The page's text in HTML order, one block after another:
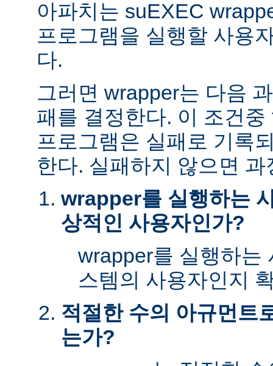
아파치는 suEXEC
프로그램을 실행할 사용
다.
그러면 wrapper는 다음
패를 결정한다. 이 조건
프로그램은 실패로 기록
한다. 실패하지 않으면
wrapper를 실행하는
상적인 사용자인가?
wrapper를 실행하는
스템의 사용자인지
적절한 수의 아규먼트
는가?